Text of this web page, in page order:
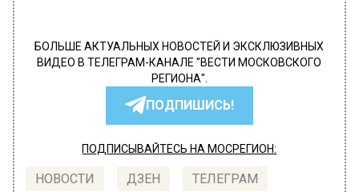
БОЛЬШЕ АКТУАЛЬНЫХ НОВОСТЕЙ И ЭКСКЛЮЗИВНЫХ
ВИДЕО В ТЕЛЕГРАМ-КАНАЛЕ "ВЕСТИ МОСКОВСКОГО
РЕГИОНА".
ПОДПИШИСЬ!
ПОДПИСЫВАЙТЕСЬ НА МОСРЕГИОН:
НОВОСТИ ДЗЕН ТЕЛЕГРАМ